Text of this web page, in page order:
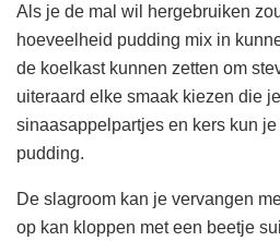
Als je de mal wil hergebruiken
hoeveelheid pudding mix in
de koelkast kunnen zetten om
uiteraard elke smaak kiezen die
sinaasappelpartjes en kers kun
pudding.
De slagroom kan je vervangen
op kan kloppen met een beetje